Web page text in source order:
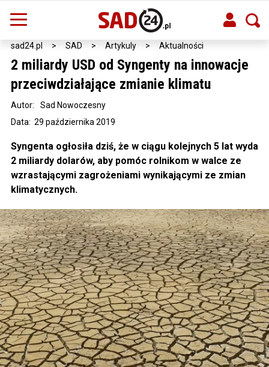
sad24.pl > SAD > Artykuly > Aktualności
2 miliardy USD od Syngenty na innowacje
przeciwdziałające zmianie klimatu
Data: 29 października 2019
Autor: Sad Nowoczesny
Syngenta ogłosiła dziś, że w ciągu kolejnych 5 lat wyda
2 miliardy dolarów, aby pomóc rolnikom w walce ze
wzrastającymi zagrożeniami wynikającymi ze zmian
klimatycznych.